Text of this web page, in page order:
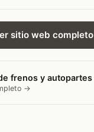
sitio web completo
frenos y autopartes
→